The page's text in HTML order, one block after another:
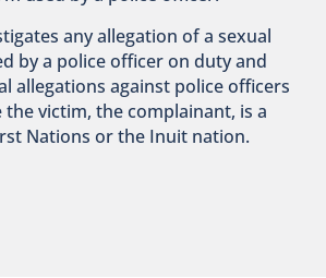
any allegation of a sexual
by a police officer on duty and
allegations against police officers
the victim, the complainant, is a
Nations or the Inuit nation.